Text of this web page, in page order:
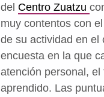
del Centro Zuatzu
muy contentos con
de su actividad en el
encuesta en la que
atención personal,
aprendido. Las